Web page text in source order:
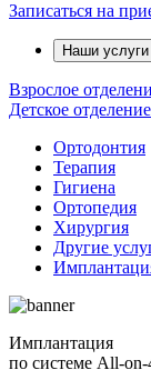
Записаться на
Наши услуги
Взрослое
Детское отделение
Ортодонтия
Терапия
Гигиена
Ортопедия
Хирургия
Другие
Имплантация
по системе All-